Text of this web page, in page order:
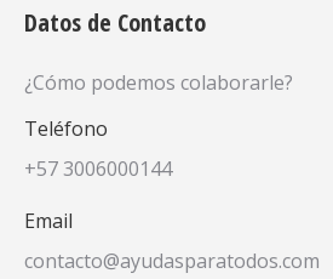
Datos de Contacto
¿Cómo podemos colaborarle?
Teléfono
+57 3006000144
Email
contacto@ayudasparatodos.com